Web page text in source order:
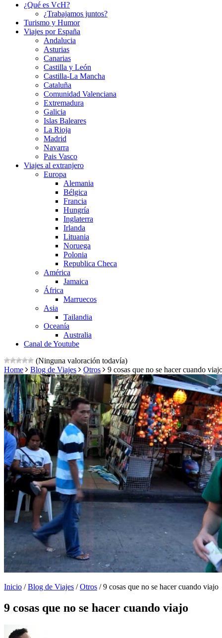
¿Qué es VcH?
¿Trabajamos juntos?
Turismo y Humor
Viajes por España
Andalucia
Asturias
Canarias
Castilla y León
Castilla-La Mancha
Cataluña
Comunidad Valenciana
Extremadura
Galicia
Islas Baleares
La Rioja
Madrid
Navarra
Pais Vasco
Viajes al extranjero
Europa
Alemania
Bélgica
Francia
Hungría
Inglaterra
Irlanda
Lituania
Noruega
Polonia
Republica Checa
América
Jamaica
África
Marruecos
Asia
Tailandia
Oceanía
Australia
Canal de Youtube
(Ninguna valoración todavía)
Home
Blog de Viajes Otros 9 cosas que no se hacer cuando
Inicio /Blog de Viajes /Otros /9 cosas que no se hacer cuando viajo
9 cosas que no se hacer cuando viajo